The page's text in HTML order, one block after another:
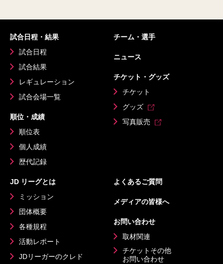
試合日程・結果
試合日程
試合結果
レギュレーション
試合会場一覧
順位・成績
順位表
個人成績
歴代記録
チーム・選手
ニュース
チケット・グッズ
チケット
グッズ
写真販売
JD リーグとは
ミッション
団体概要
各種規程
活動レポート
JDリーガーのクレド
よくあるご質問
メディアの皆様へ
お問い合わせ
取材関連
チケットその他
お問い合わせ